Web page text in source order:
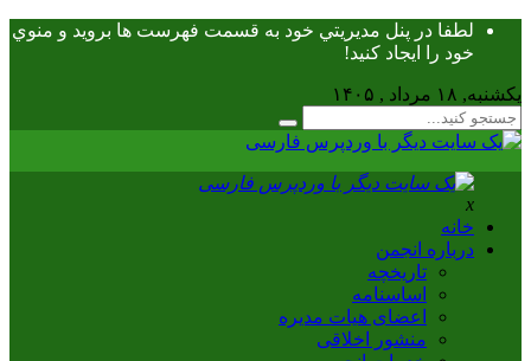
لطفا در پنل مديريتي خود به قسمت فهرست ها برويد و منوي
خود را ايجاد كنيد!
یکشنبه, ۱۸ مرداد , ۱۴۰۵
x
خانه
درباره انجمن
تاریخچه
اساسنامه
اعضای هیات مدیره
منشور اخلاقی